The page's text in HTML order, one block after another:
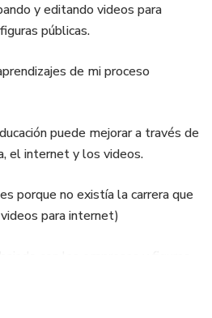
y editando videos para
públicas.
de mi proceso
puede mejorar a través de
el internet y los videos.
porque no existía la carrera que
para internet)
país.